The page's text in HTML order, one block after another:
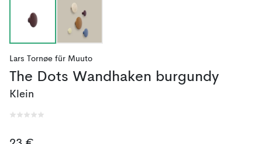
Lars Tornøe für Muuto
The Dots Wandhaken burgundy
Klein